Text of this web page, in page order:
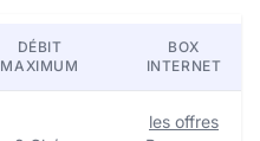
DÉBIT
MAXIMUM
BOX
INTERNET
les offres